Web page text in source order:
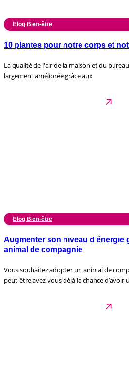
Blog Bien-être
10 plantes pour notre corps et
La qualité de l'air de la maison et du
largement améliorée grâce aux
Blog Bien-être
Augmenter son niveau d’énergie
animal de compagnie
Vous souhaitez adopter un animal de
peut-être avez-vous déjà la chance d’avoir